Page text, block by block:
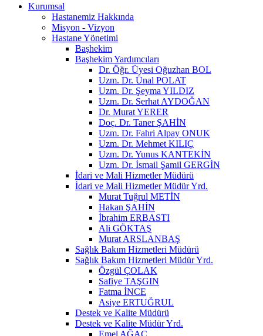
Kurumsal
Hastanemiz Hakkında
Misyon - Vizyon
Hastane Yönetimi
Başhekim
Başhekim Yardımcıları
Dr. Öğr. Üyesi Oğuzhan BOL
Uzm. Dr. Ünal POLAT
Uzm. Dr. Şeyma YILDIZ
Uzm. Dr. Serhat AYDOĞAN
Dr. Murat YERER
Doç. Dr. Taner ŞAHİN
Uzm. Dr. Fahri Alpay ONUK
Uzm. Dr. Mehmet KILIÇ
Uzm. Dr. Yunus KANTEKİN
Uzm. Dr. İsmail Şamil GERGİN
İdari ve Mali Hizmetler Müdürü
İdari ve Mali Hizmetler Müdür Yrd.
Murat Tuğrul METİN
Hakan ŞAHİN
İbrahim ERBASTI
Ali GÖKTAŞ
Murat ARSLANBAŞ
Sağlık Bakım Hizmetleri Müdürü
Sağlık Bakım Hizmetleri Müdür Yrd.
Özgül ÇOLAK
Safiye TAŞGIN
Fatma İNCE
Asiye ERTUĞRUL
Destek ve Kalite Müdürü
Destek ve Kalite Müdür Yrd.
Emel AĞAÇ